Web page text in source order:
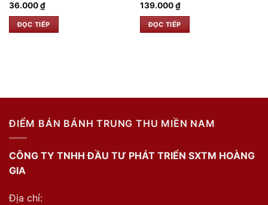
36.000₫
ĐỌC TIẾP
139.000₫
ĐỌC TIẾP
ĐIỂM BÁN BÁNH TRUNG THU MIỀN NAM
CÔNG TY TNHH ĐẦU TƯ PHÁT TRIỂN SXTM HOÀNG
GIA
Địa chỉ: